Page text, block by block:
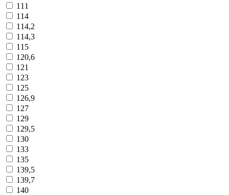
111
114
114,2
114,3
115
120,6
121
123
125
126,9
127
129
129,5
130
133
135
139,5
139,7
140